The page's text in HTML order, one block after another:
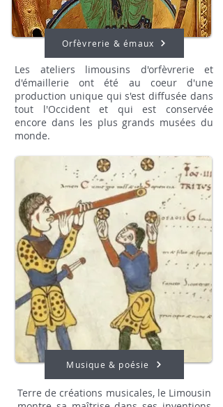
Orfèvrerie & émaux
Les ateliers limousins d'orfèvrerie et
d'émaillerie ont été au coeur d'une
production unique qui s'est diffusée dans
tout l'Occident et qui est conservée
encore dans les plus grands musées du
monde.
Musique & poésie
Terre de créations musicales, le Limousin